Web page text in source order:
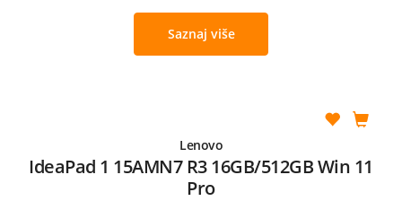
Saznaj više
Lenovo
IdeaPad 1 15AMN7 R3 16GB/512GB Win 11
Pro